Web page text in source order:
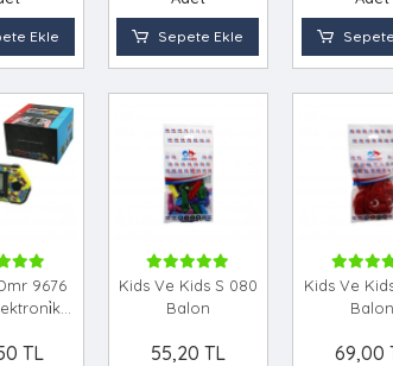
Ekle Sepete Ekle
9676
TL
Kids Ve Kids S 080
Balon
55,20 TL
Kids Ve
Balon
69,00